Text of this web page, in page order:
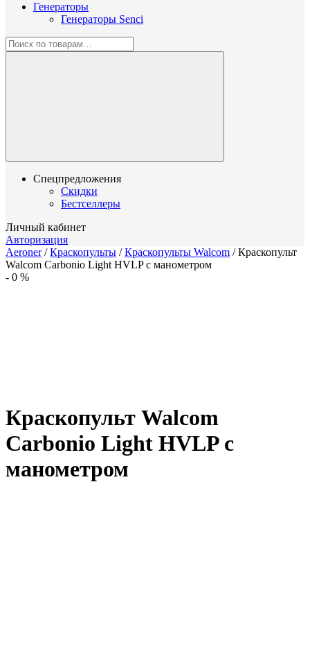
Генераторы
Генераторы Senci
Спецпредложения
Скидки
Бестселлеры
Личный кабинет
Авторизация
Aeroner/Краскопульты /Краскопульты Walcom /Краскопульт
Walcom Carbonio Light HVLP с манометром
- 0 %
Краскопульт Walcom
Carbonio Light HVLP с
манометром